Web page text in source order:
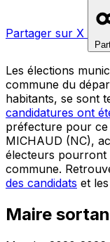
Partager sur X
Les élections
commune du
habitants, se sont
candidatures ont
préfecture pour
MICHAUD (NC),
électeurs pourront
commune.
des candidats et
Maire